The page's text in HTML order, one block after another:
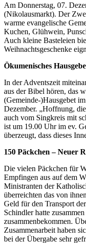
Am Donnerstag, 07.
(Nikolausmarkt). Der
warme evangelische
Kuchen, Glühwein,
Auch kleine Basteleien
Weihnachtsgeschenke
Ökumenisches
In der Adventszeit
aus der Bibel hören, das
(Gemeinde-)Hausgebet
Dezember. „Hoffnung,
auch vom Singkreis mit
ist um 19.00 Uhr im ev.
überzeugt, dass dieses
150 Päckchen – Neuer
Die vielen Päckchen für
Empfingen aus auf dem
Ministranten der
überreichten das von
Geld für den Transport
Schindler hatte
zusammenbekommen.
Zusammenarbeit haben
bei der Übergabe sehr